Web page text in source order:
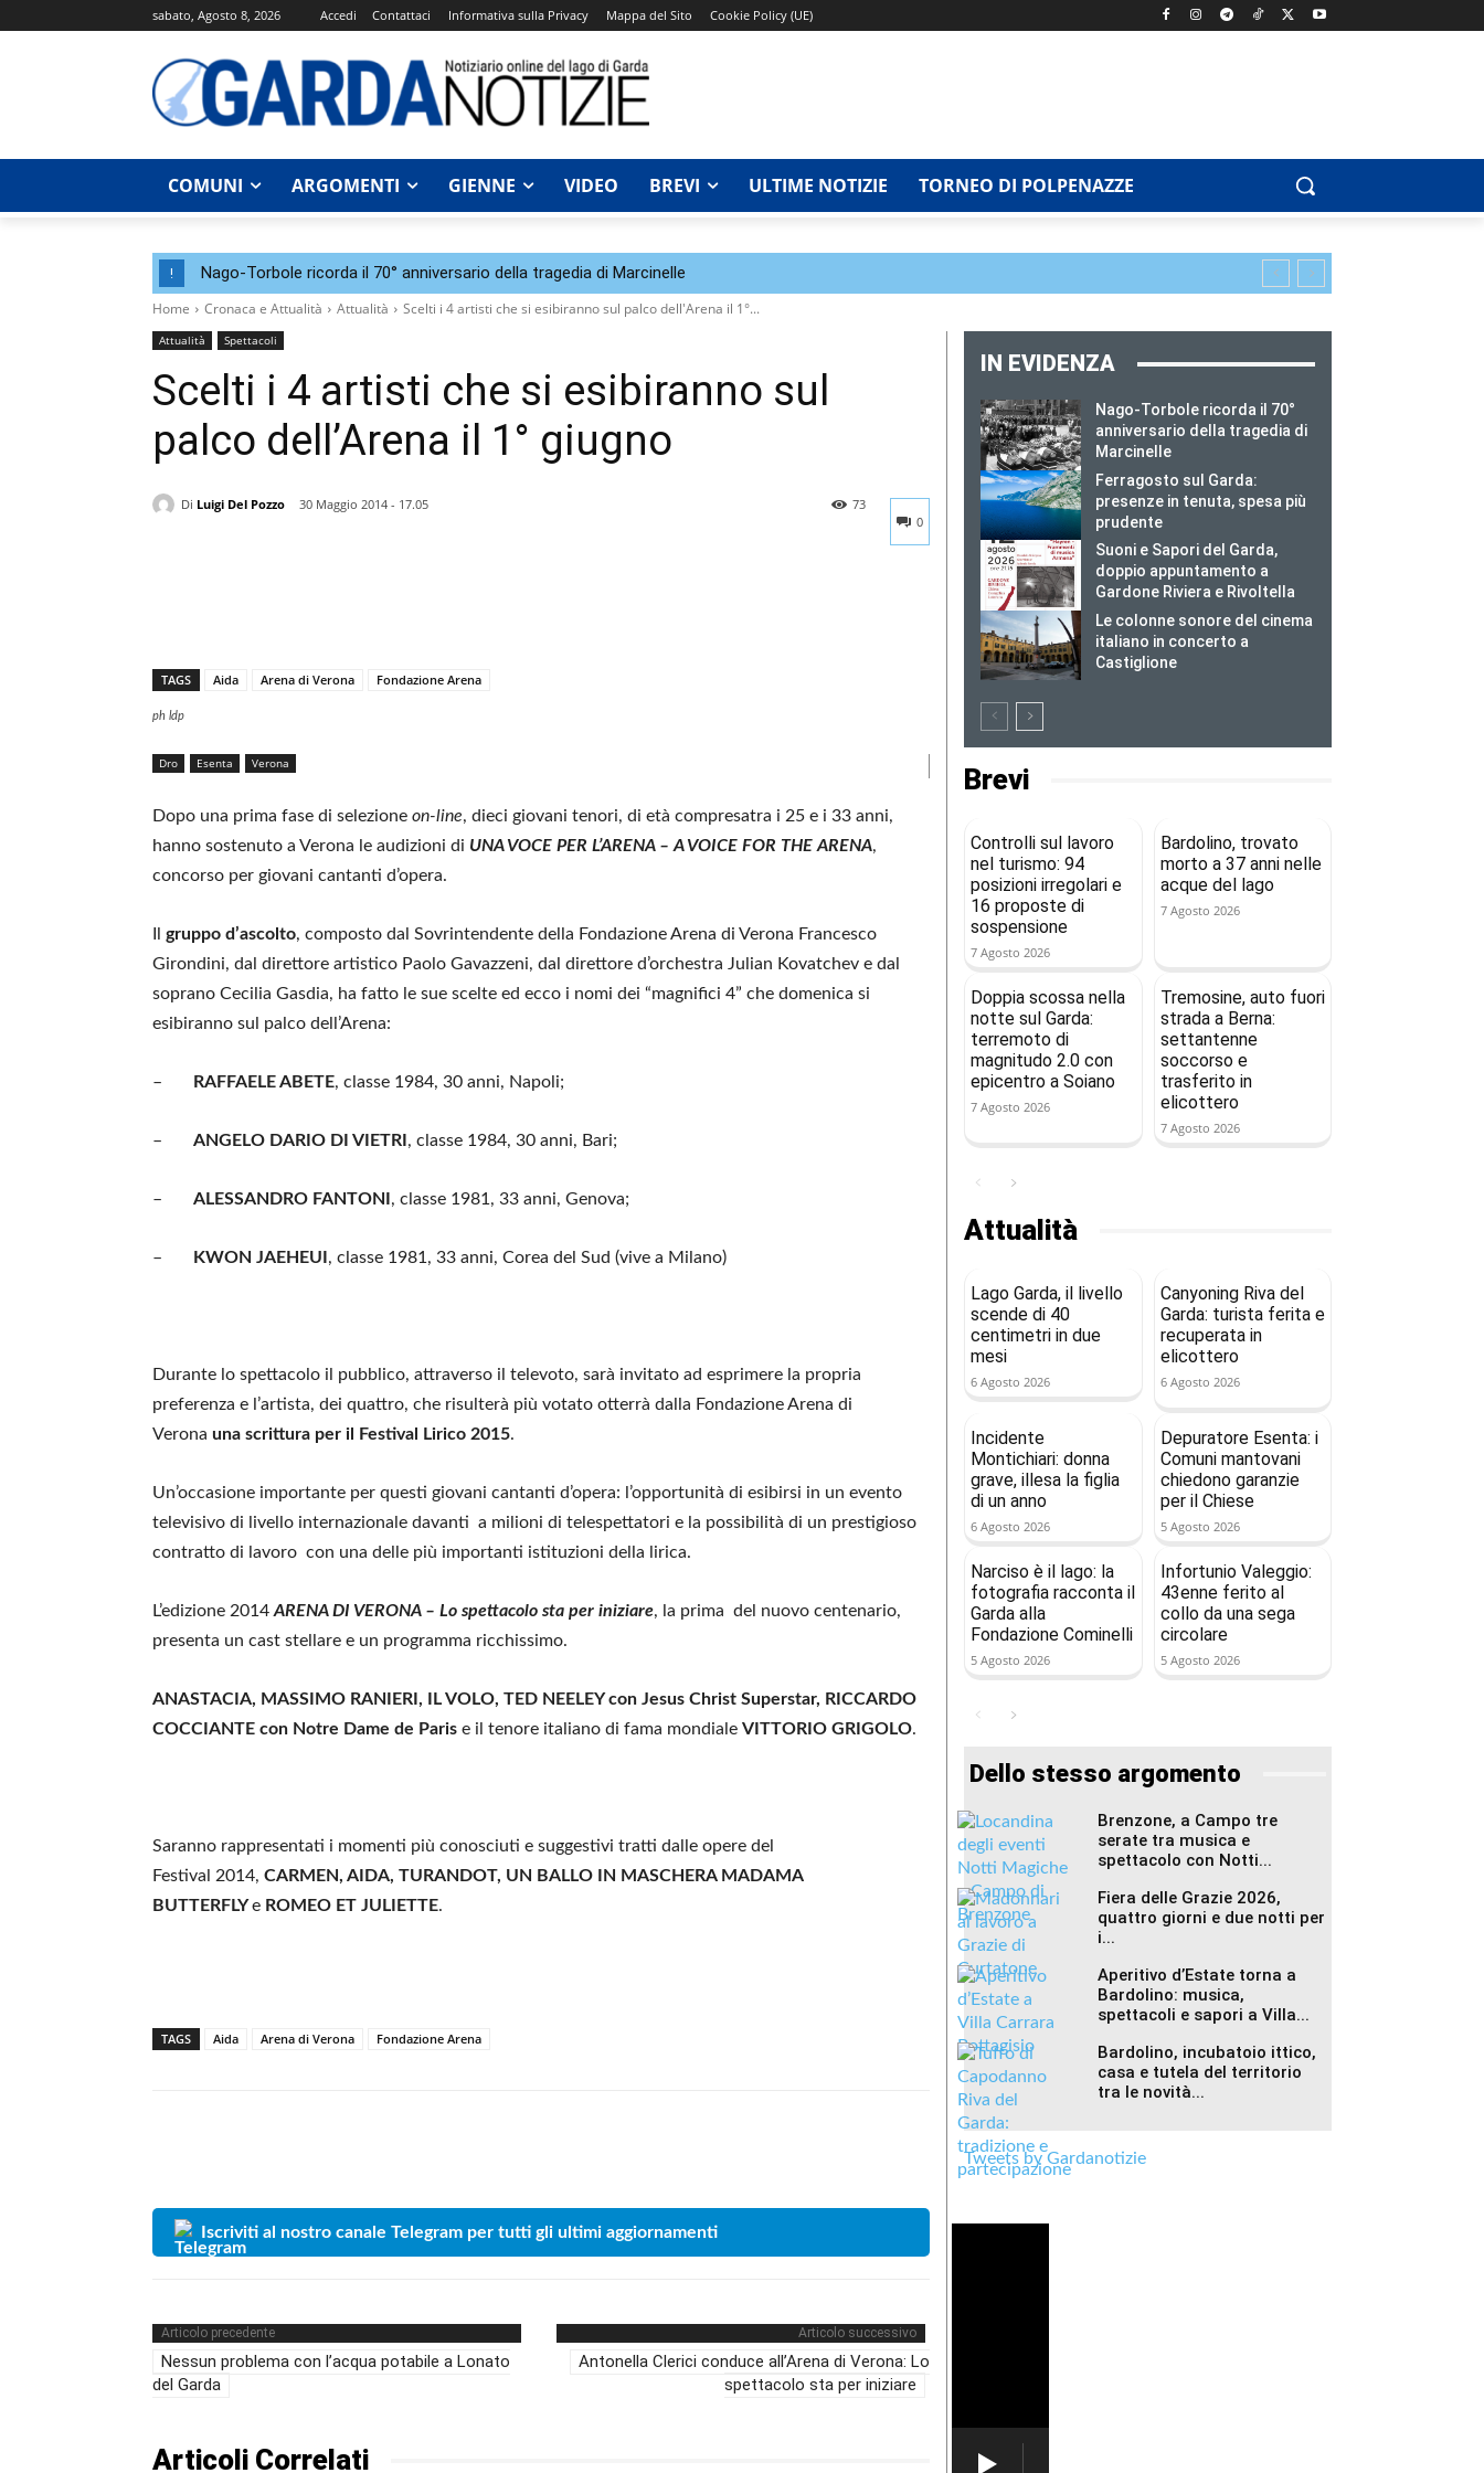
sabato, Agosto 8, 2026 Accedi Contattaci Informativa sulla Privacy Mappa del Sito Cookie Policy (UE)
COMUNI ARGOMENTI GIENNE VIDEO BREVI ULTIME NOTIZIE TORNEO DI POLPENAZZE
! Nago-Torbole ricorda il 70° anniversario della tragedia di Marcinelle
Home Cronaca e Attualità Attualità Scelti i 4 artisti che si esibiranno sul palco dell'Arena il 1°...
Attualità Spettacoli
Scelti i 4 artisti che si esibiranno sul
palco dell’Arena il 1° giugno
Di Luigi Del Pozzo
30 Maggio 2014 - 17.05
0
73
TAGS Aida Arena di Verona Fondazione Arena
ph ldp
Dro Esenta Verona
Dopo una prima fase di selezione on-line, dieci giovani tenori, di età compresatra i 25 e i 33 anni,
hanno sostenuto a Verona le audizioni di UNA VOCE PER L’ARENA – A VOICE FOR THE ARENA,
concorso per giovani cantanti d’opera.
gruppo d’ascolto, composto dal Sovrintendente della Fondazione Arena di Verona Francesco
Girondini, dal direttore artistico Paolo Gavazzeni, dal direttore d’orchestra Julian Kovatchev e dal
soprano Cecilia Gasdia, ha fatto le sue scelte ed ecco i nomi dei “magnifici 4” che domenica si
esibiranno sul palco dell’Arena:
– RAFFAELE ABETE, classe 1984, 30 anni, Napoli;
– ANGELO DARIO DI VIETRI , classe 1984, 30 anni, Bari;
– ALESSANDRO FANTONI , classe 1981, 33 anni, Genova;
– KWON JAEHEUI , classe 1981, 33 anni, Corea del Sud (vive a Milano)
Durante lo spettacolo il pubblico, attraverso il televoto, sarà invitato ad esprimere la propria
preferenza e l’artista, dei quattro, che risulterà più votato otterrà dalla Fondazione Arena di
Verona una scrittura per il Festival Lirico 2015.
Un’occasione importante per questi giovani cantanti d’opera: l’opportunità di esibirsi in un evento
televisivo di livello internazionale davanti a milioni di telespettatori e la possibilità di un prestigioso
contratto di lavoro con una delle più importanti istituzioni della lirica.
L’edizione 2014 ARENA DI VERONA – Lo spettacolo sta per iniziare, la prima del nuovo centenario,
presenta un cast stellare e un programma ricchissimo.
ANASTACIA, MASSIMO RANIERI, IL VOLO, TED NEELEY con Jesus Christ Superstar, RICCARDO
COCCIANTE con Notre Dame de Paris e il tenore italiano di fama mondiale VITTORIO GRIGOLO.
Saranno rappresentati i momenti più conosciuti e suggestivi tratti dalle opere del
Festival 2014, CARMEN, AIDA, TURANDOT, UN BALLO IN MASCHERA MADAMA
BUTTERFLYe ROMEO ET JULIETTE.
TAGS Aida Arena di Verona Fondazione Arena
Iscriviti al nostro canale Telegram per tutti gli ultimi aggiornamenti
Articolo precedente
Nessun problema con l’acqua potabile a Lonato
del Garda
Articolo successivo
Antonella Clerici conduce all’Arena di Verona: Lo
spettacolo sta per iniziare
Articoli Correlati
IN EVIDENZA
Nago-Torbole ricorda il 70°
anniversario della tragedia di
Marcinelle
Ferragosto sul Garda:
presenze in tenuta, spesa più
prudente
Suoni e Sapori del Garda,
doppio appuntamento a
Gardone Riviera e Rivoltella
Le colonne sonore del cinema
italiano in concerto a
Castiglione
Brevi
Controlli sul lavoro
nel turismo: 94
posizioni irregolari e
16 proposte di
sospensione
7 Agosto 2026
Bardolino, trovato
morto a 37 anni nelle
acque del lago
7 Agosto 2026
Doppia scossa nella
notte sul Garda:
terremoto di
magnitudo 2.0 con
epicentro a Soiano
7 Agosto 2026
Tremosine, auto fuori
strada a Berna:
settantenne
soccorso e
trasferito in
elicottero
7 Agosto 2026
Attualità
Lago Garda, il livello
scende di 40
centimetri in due
mesi
6 Agosto 2026
Canyoning Riva del
Garda: turista ferita e
recuperata in
elicottero
6 Agosto 2026
Incidente
Montichiari: donna
grave, illesa la figlia
di un anno
6 Agosto 2026
Depuratore Esenta: i
Comuni mantovani
chiedono garanzie
per il Chiese
5 Agosto 2026
Narciso è il lago: la
fotografia racconta il
Garda alla
Fondazione Cominelli
5 Agosto 2026
Infortunio Valeggio:
43enne ferito al
collo da una sega
circolare
5 Agosto 2026
Dello stesso argomento
Brenzone, a Campo tre
serate tra musica e
spettacolo con Notti...
Fiera delle Grazie 2026,
quattro giorni e due notti per
i...
Aperitivo d’Estate torna a
Bardolino: musica,
spettacoli e sapori a Villa...
Bardolino, incubatoio ittico,
casa e tutela del territorio
tra le novità...
Tweets by Gardanotizie